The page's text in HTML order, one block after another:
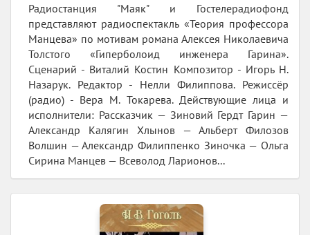
Радиостанция "Маяк" и Гостелерадиофонд
представляют радиоспектакль «Теория профессора
Манцева» по мотивам романа Алексея Николаевича
Толстого «Гиперболоид инженера Гарина».
Сценарий - Виталий Костин Композитор - Игорь Н.
Назарук. Редактор - Нелли Филиппова. Режиссёр
(радио) - Вера М. Токарева. Действующие лица и
исполнители: Рассказчик — Зиновий Гердт Гарин —
Александр Калягин Хлынов — Альберт Филозов
Волшин — Александр Филиппенко Зиночка — Ольга
Сирина Манцев — Всеволод Ларионов...